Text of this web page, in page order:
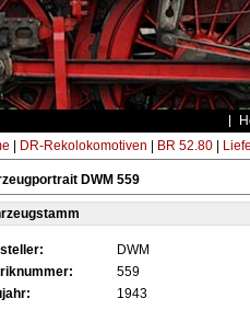
DR-Rekolokomotiven BR 52.80|
DWM 559
DWM
559
1943